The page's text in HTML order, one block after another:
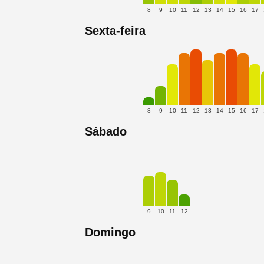
8 9 10 11 12 13 14 15 16 17
Sexta-feira
8 9 10 11 12 13 14 15 16 17
Sábado
9 10 11 12
Domingo